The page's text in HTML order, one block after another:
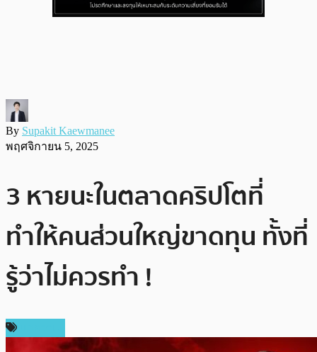
By Supakit Kaewmanee
พฤศจิกายน 5, 2025
3 หายนะในตลาดคริปโตที่
ทำให้คนส่วนใหญ่ขาดทุน ทั้งที่
รู้ว่าไม่ควรทำ !